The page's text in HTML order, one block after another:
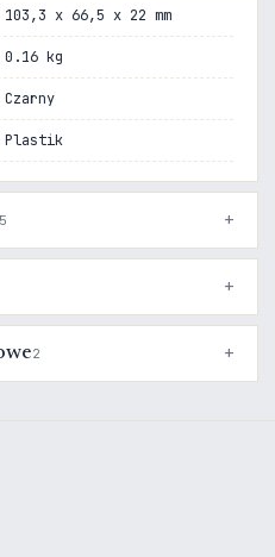
103,3 x 66,5 x 22 mm
0.16 kg
Czarny
Plastik
5
2